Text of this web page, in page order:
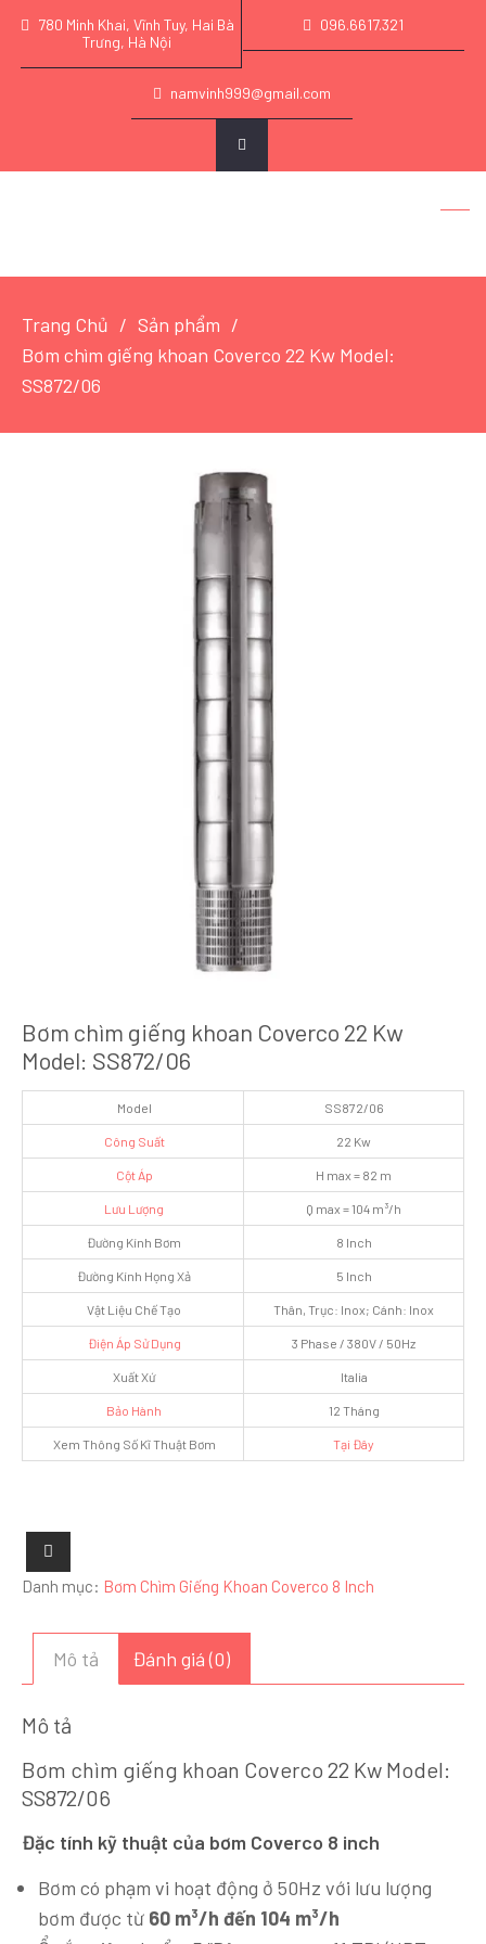
780 Minh Khai, Vĩnh Tuy, Hai Bà
Trưng, Hà Nội
096.6617.321
namvinh999@gmail.com
Trang Chủ
Sản phẩm
Bơm chìm giếng khoan Coverco 22 Kw Model:
SS872/06
Bơm chìm giếng khoan Coverco 22 Kw
Model: SS872/06
Model SS872/06
Công Suất 22 Kw
Cột Áp H max = 82 m
Lưu Lượng Q max = 104 m³/h
Đường Kính Bơm 8 Inch
Đường Kính Họng Xả 5 Inch
Vật Liệu Chế Tạo Thân, Trục: Inox; Cánh: Inox
Điện Áp Sử Dụng 3 Phase / 380V / 50Hz
Xuất Xứ Italia
Bảo Hành 12 Tháng
Xem Thông Số Kĩ Thuật Bơm Tại Đây
Danh mục: Bơm Chìm Giếng Khoan Coverco 8 Inch
Mô tả Đánh giá (0)
Mô tả
Bơm chìm giếng khoan Coverco 22 Kw Model:
SS872/06
Đặc tính kỹ thuật của bơm Coverco 8 inch
Bơm có phạm vi hoạt động ở 50Hz với lưu lượng
bơm được từ 60 m³/h đến 104 m³/h